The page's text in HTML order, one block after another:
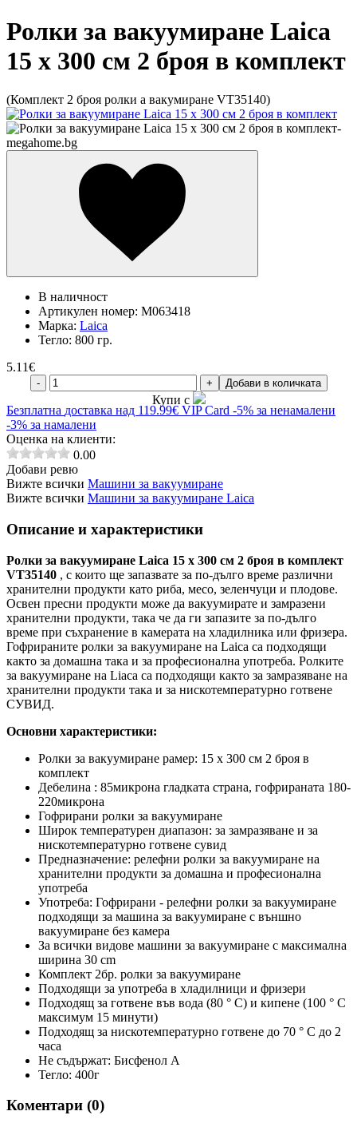
Ролки за вакуумиране Laica
15 x 300 см 2 броя в комплект
(Комплект 2 броя ролки а вакумиране VT35140)
В наличност
Артикулен номер: M063418
Марка: Laica
Тегло: 800 гр.
5.11€
- + Добави в количката
Купи с
Безплатна доставка над 119.99€ VIP Card -5% за ненамалени
-3% за намалени
Оценка на клиенти:
0.00
Добави ревю
Вижте всички Машини за вакуумиране
Вижте всички Машини за вакуумиране Laica
Описание и характеристики
Ролки за вакуумиране Laica 15 x 300 см 2 броя в комплект
VT35140 , с които ще запазвате за по-дълго време различни
хранителни продукти като риба, месо, зеленчуци и плодове.
Освен пресни продукти може да вакуумирате и замразени
хранителни продукти, така че да ги запазите за по-дълго
време при съхранение в камерата на хладилника или фризера.
Гофрираните ролки за вакуумиране на Laica са подходящи
както за домашна така и за професионална употреба. Ролките
за вакуумиране на Liaca са подходящи както за замразяване на
хранителни продукти така и за нискотемпературно готвене
СУВИД.
Основни характеристики:
Ролки за вакуумиране рамер: 15 x 300 см 2 броя в
комплект
Дебелина : 85микрона гладката страна, гофрираната 180-
220микрона
Гофрирани ролки за вакуумиране
Широк температурен диапазон: за замразяване и за
нискотемпературно готвене сувид
Предназначение: релефни ролки за вакуумиране на
хранителни продукти за домашна и професионална
употреба
Употреба: Гофрирани - релефни ролки за вакуумиране
подходящи за машина за вакуумиране с външно
вакуумиране без камера
За всички видове машини за вакуумиране с максимална
ширина 30 cm
Комплект 2бр. ролки за вакуумиране
Подходящи за употреба в хладилници и фризери
Подходящ за готвене във вода (80 ° C) и кипене (100 ° C
максимум 15 минути)
Подходящ за нискотемпературно готвене до 70 ° C до 2
часа
Не съдържат: Бисфенол А
Тегло: 400г
Коментари (0)